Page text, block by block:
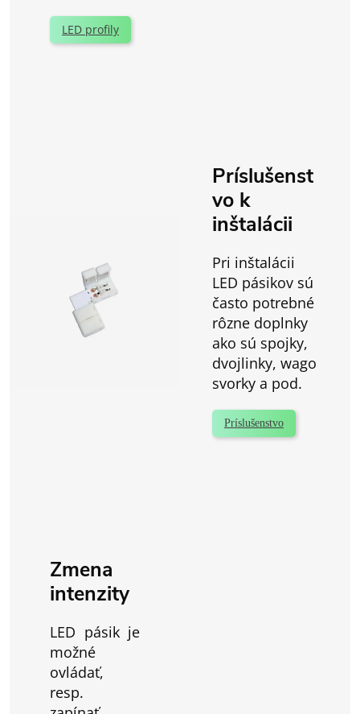
LED profily
Príslušenst
vo k
inštalácii
Pri inštalácii
LED pásikov sú
často potrebné
rôzne doplnky
ako sú spojky,
dvojlinky, wago
svorky a pod.
Príslušenstvo
Zmena
intenzity
LED pásik je
možné
ovládať,
resp.